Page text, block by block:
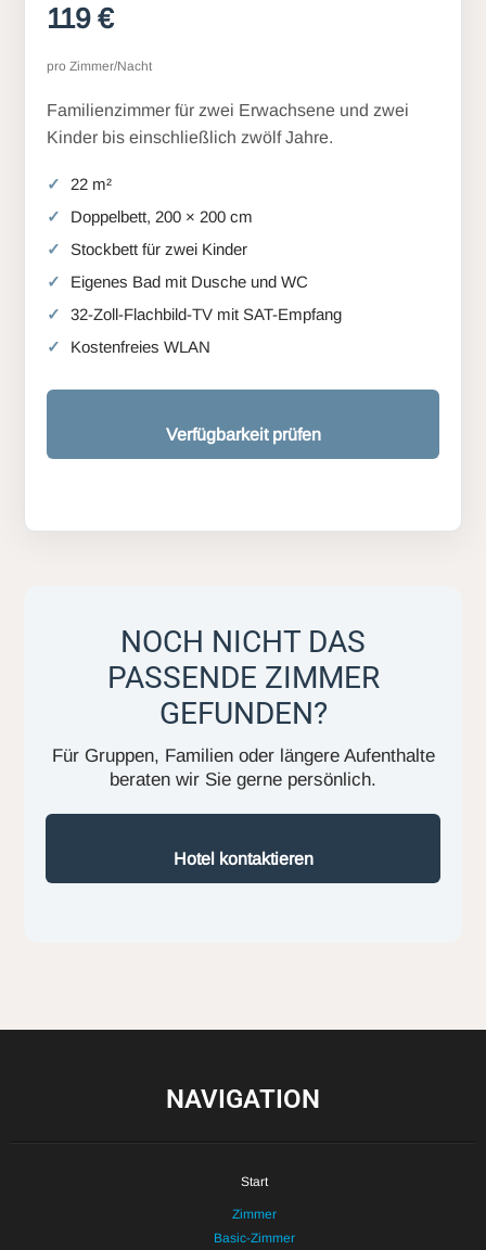
119 €
pro Zimmer/Nacht
Familienzimmer für zwei Erwachsene und zwei
Kinder bis einschließlich zwölf Jahre.
22 m²
Doppelbett, 200 × 200 cm
Stockbett für zwei Kinder
Eigenes Bad mit Dusche und WC
32-Zoll-Flachbild-TV mit SAT-Empfang
Kostenfreies WLAN
Verfügbarkeit prüfen
NOCH NICHT DAS
PASSENDE ZIMMER
GEFUNDEN?
Für Gruppen, Familien oder längere Aufenthalte
beraten wir Sie gerne persönlich.
Hotel kontaktieren
NAVIGATION
Start
Zimmer
Basic-Zimmer